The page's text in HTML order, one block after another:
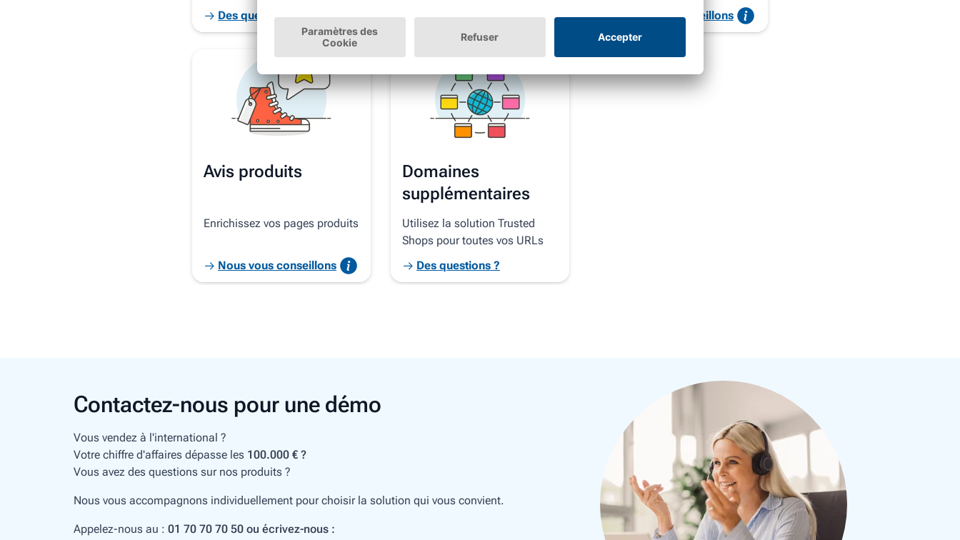
Des questions ?
Appelez-nous !
Nous vous conseillons
Avis produits
Enrichissez vos pages produits
Nous vous conseillons
Domaines
supplémentaires
Utilisez la solution Trusted
Shops pour toutes vos URLs
Des questions ?
Contactez-nous pour une démo
Vous vendez à l'international ?
Votre chiffre d'affaires dépasse les 100.000 € ?
Vous avez des questions sur nos produits ?
Nous vous accompagnons individuellement pour choisir la solution qui vous convient.
Appelez-nous au : 01 70 70 70 50 ou écrivez-nous :